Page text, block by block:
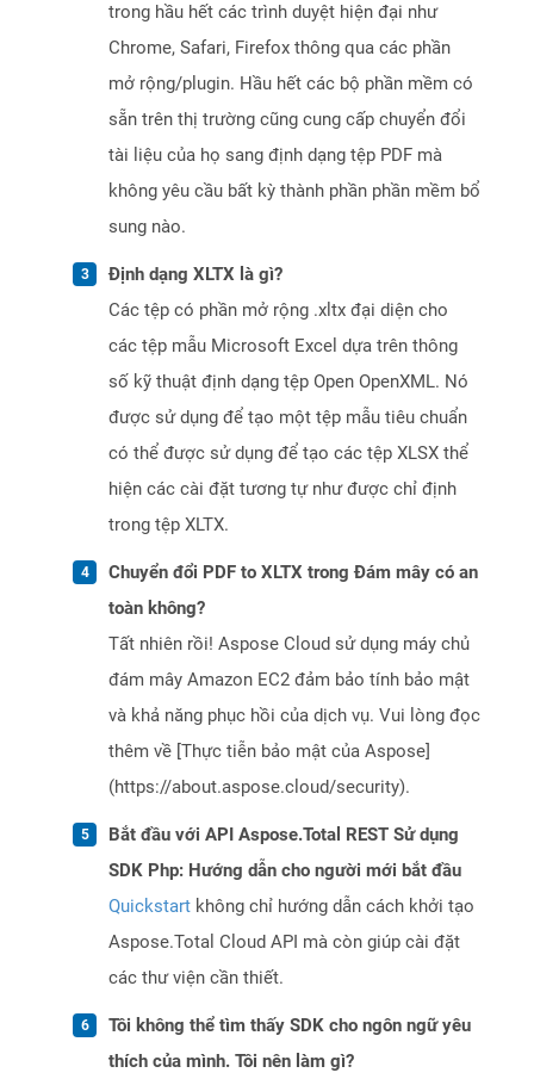
trong hầu hết các trình duyệt hiện đại như
Chrome, Safari, Firefox thông qua các phần
mở rộng/plugin. Hầu hết các bộ phần mềm có
sẵn trên thị trường cũng cung cấp chuyển đổi
tài liệu của họ sang định dạng tệp PDF mà
không yêu cầu bất kỳ thành phần phần mềm bổ
sung nào.
Định dạng XLTX là gì?
Các tệp có phần mở rộng .xltx đại diện cho
các tệp mẫu Microsoft Excel dựa trên thông
số kỹ thuật định dạng tệp Open OpenXML. Nó
được sử dụng để tạo một tệp mẫu tiêu chuẩn
có thể được sử dụng để tạo các tệp XLSX thể
hiện các cài đặt tương tự như được chỉ định
trong tệp XLTX.
Chuyển đổi PDF to XLTX trong Đám mây có an
toàn không?
Tất nhiên rồi! Aspose Cloud sử dụng máy chủ
đám mây Amazon EC2 đảm bảo tính bảo mật
và khả năng phục hồi của dịch vụ. Vui lòng đọc
thêm về [Thực tiễn bảo mật của Aspose]
(https://about.aspose.cloud/security).
Bắt đầu với API Aspose.Total REST Sử dụng
SDK Php: Hướng dẫn cho người mới bắt đầu
Quickstart không chỉ hướng dẫn cách khởi tạo
Aspose.Total Cloud API mà còn giúp cài đặt
các thư viện cần thiết.
Tôi không thể tìm thấy SDK cho ngôn ngữ yêu
thích của mình. Tôi nên làm gì?